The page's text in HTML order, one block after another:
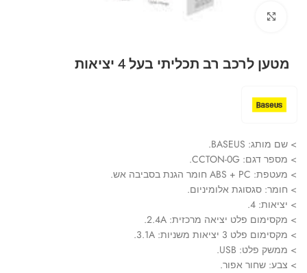
Click to enlarge
מטען לרכב רב תכליתי בעל 4 יציאות
> שם מותג: BASEUS.
> מספר דגם: CCTON-0G.
> מעטפת: ABS + PC חומר הגנת בסביבה אש.
> חומר: סגסוגת אלומיניום.
> יציאות: 4.
> מקסימום פלט יציאה מרכזית: 2.4A.
> מקסימום פלט 3 יציאות משניות: 3.1A.
> ממשק פלט: USB.
> צבע: שחור אפור.